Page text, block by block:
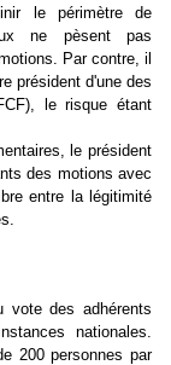
le périmètre de
ne pèsent pas
Par contre, il
président d'une des
le risque étant
le président
des motions avec
entre la légitimité
vote des adhérents
nationales.
200 personnes par